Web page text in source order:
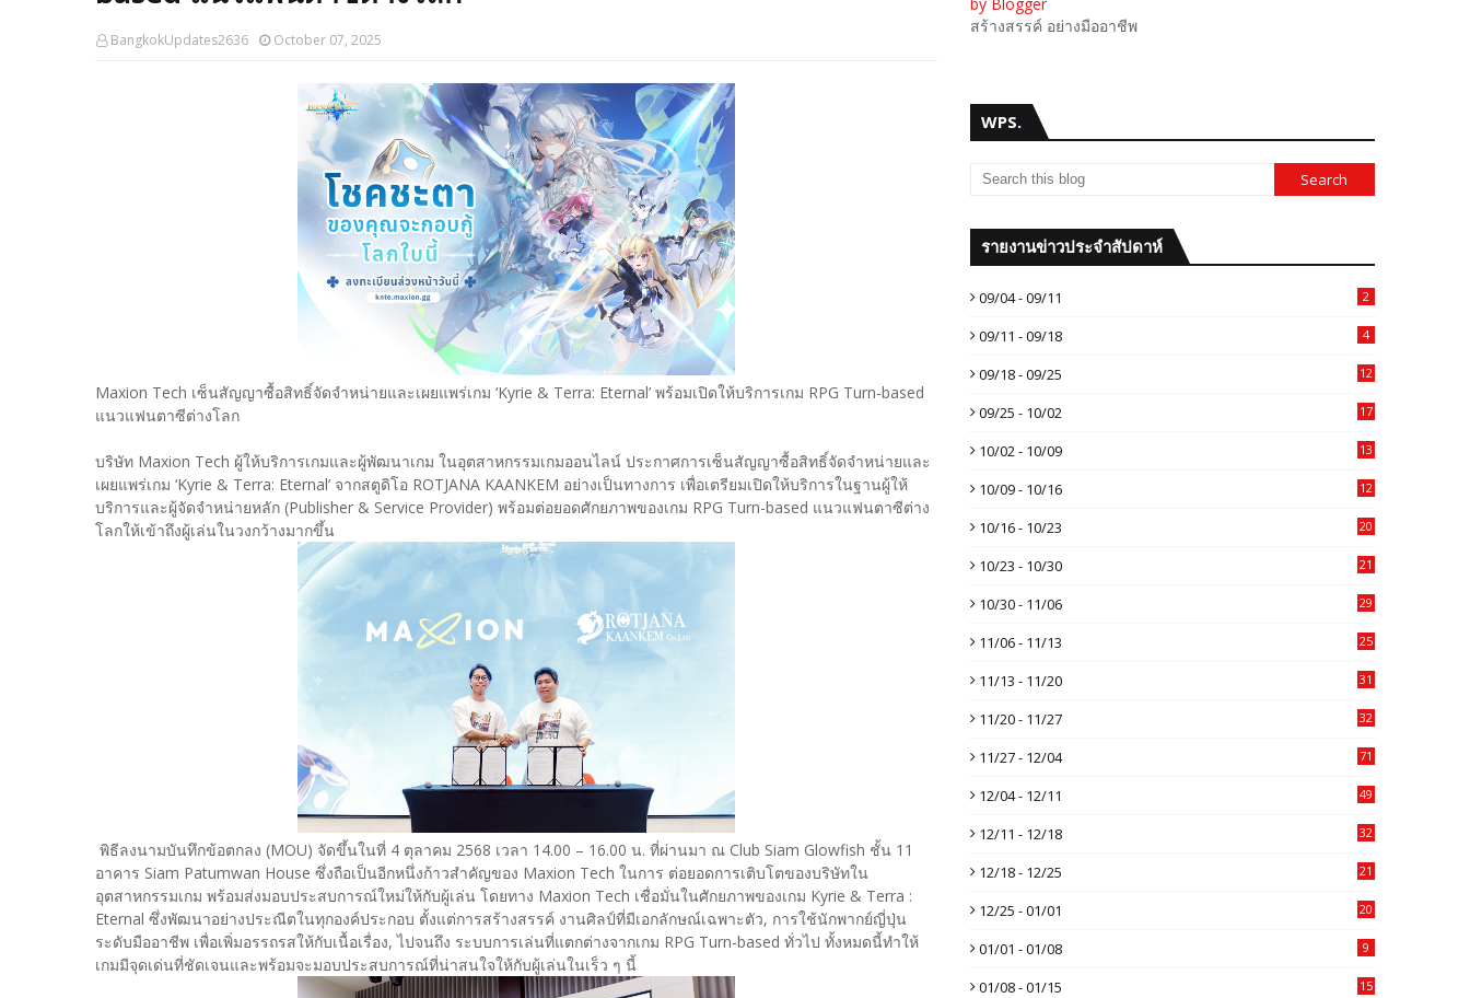
BangkokUpdates2636 October 07, 2025
Maxion Tech เซ็นสัญญาซื้อสิทธิ์จัดจำหน่ายและเผยแพร่เกม ‘Kyrie & Terra: Eternal’ พร้อมเปิดให้บริการเกม RPG Turn-based
แนวแฟนตาซีต่างโลก
บริษัท Maxion Tech ผู้ให้บริการเกมและผู้พัฒนาเกม ในอุตสาหกรรมเกมออนไลน์ ประกาศการเซ็นสัญญาซื้อสิทธิ์จัดจำหน่ายและ
เผยแพร่เกม ‘Kyrie & Terra: Eternal’ จากสตูดิโอ ROTJANA KAANKEM อย่างเป็นทางการ เพื่อเตรียมเปิดให้บริการในฐานผู้ให้
บริการและผู้จัดจำหน่ายหลัก (Publisher & Service Provider) พร้อมต่อยอดศักยภาพของเกม RPG Turn-based แนวแฟนตาซีต่าง
โลกให้เข้าถึงผู้เล่นในวงกว้างมากขึ้น
พิธีลงนามบันทึกข้อตกลง (MOU) จัดขึ้นในที่ 4 ตุลาคม 2568 เวลา 14.00 – 16.00 น. ที่ผ่านมา ณ Club Siam Glowfish ชั้น 11
อาคาร Siam Patumwan House ซึ่งถือเป็นอีกหนึ่งก้าวสำคัญของ Maxion Tech ในการ ต่อยอดการเติบโตของบริษัทใน
อุตสาหกรรมเกม พร้อมส่งมอบประสบการณ์ใหม่ให้กับผู้เล่น โดยทาง Maxion Tech เชื่อมั่นในศักยภาพของเกม Kyrie & Terra :
Eternal ซึ่งพัฒนาอย่างประณีตในทุกองค์ประกอบ ตั้งแต่การสร้างสรรค์ งานศิลป์ที่มีเอกลักษณ์เฉพาะตัว, การใช้นักพากย์ญี่ปุ่น
ระดับมืออาชีพ เพื่อเพิ่มอรรถรสให้กับเนื้อเรื่อง, ไปจนถึง ระบบการเล่นที่แตกต่างจากเกม RPG Turn-based ทั่วไป ทั้งหมดนี้ทำให้
เกมมีจุดเด่นที่ชัดเจนและพร้อมจะมอบประสบการณ์ที่น่าสนใจให้กับผู้เล่นในเร็ว ๆ นี้
สร้างสรรค์ อย่างมืออาชีพ
WPS.
รายงานข่าวประจำสัปดาห์
09/04 - 09/11 2
09/11 - 09/18 4
09/18 - 09/25 12
09/25 - 10/02 17
10/02 - 10/09 13
10/09 - 10/16 12
10/16 - 10/23 20
10/23 - 10/30 21
10/30 - 11/06 29
11/06 - 11/13 25
11/13 - 11/20 31
11/20 - 11/27 32
11/27 - 12/04 71
12/04 - 12/11 49
12/11 - 12/18 32
12/18 - 12/25 21
12/25 - 01/01 20
01/01 - 01/08 9
01/08 - 01/15 15